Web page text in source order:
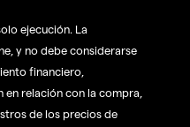
ejecución. La
y no debe considerarse
financiero,
relación con la compra,
de los precios de